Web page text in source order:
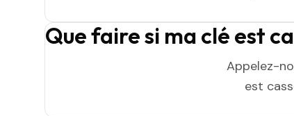
Que faire si ma clé est
Appelez-
est